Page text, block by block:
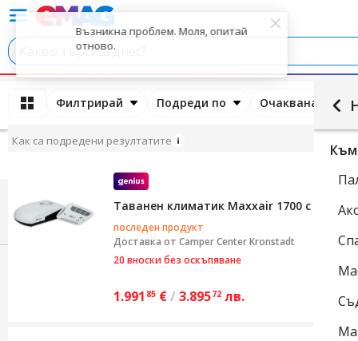
Филтрирай Подреди по Очаквана дата
Как са подредени резултатите
Таванен климатик Maxxair 1700 с
последен продукт
Доставка от Camper Center Kronstadt
20 вноски без оскъпяване
1.991 85 €/ 3.89572 лв.